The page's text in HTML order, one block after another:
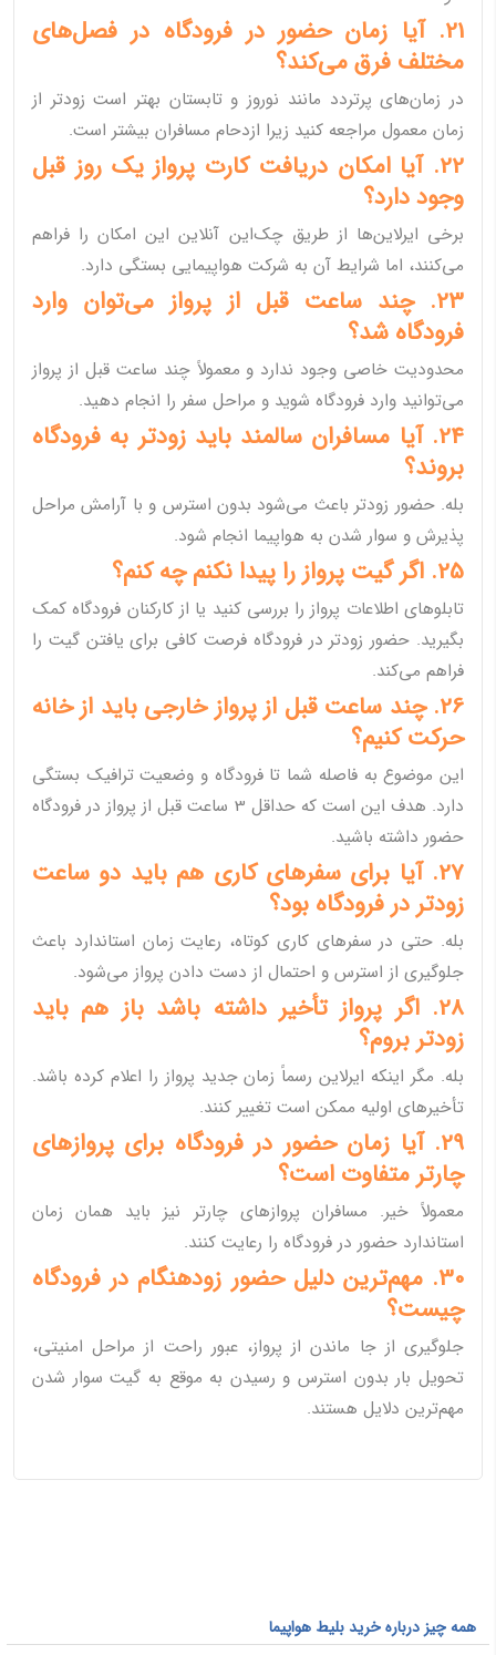
21. آیا زمان حضور در فرودگاه در فصل‌های
مختلف فرق می‌کند؟
در زمان‌های پرتردد مانند نوروز و تابستان بهتر است زودتر از
زمان معمول مراجعه کنید زیرا ازدحام مسافران بیشتر است.
22. آیا امکان دریافت کارت پرواز یک روز قبل
وجود دارد؟
برخی ایرلاین‌ها از طریق چک‌این آنلاین این امکان را فراهم
می‌کنند، اما شرایط آن به شرکت هواپیمایی بستگی دارد.
23. چند ساعت قبل از پرواز می‌توان وارد
فرودگاه شد؟
محدودیت خاصی وجود ندارد و معمولاً چند ساعت قبل از پرواز
می‌توانید وارد فرودگاه شوید و مراحل سفر را انجام دهید.
24. آیا مسافران سالمند باید زودتر به فرودگاه
بروند؟
بله. حضور زودتر باعث می‌شود بدون استرس و با آرامش مراحل
پذیرش و سوار شدن به هواپیما انجام شود.
25. اگر گیت پرواز را پیدا نکنم چه کنم؟
تابلوهای اطلاعات پرواز را بررسی کنید یا از کارکنان فرودگاه کمک
بگیرید. حضور زودتر در فرودگاه فرصت کافی برای یافتن گیت را
فراهم می‌کند.
26. چند ساعت قبل از پرواز خارجی باید از خانه
حرکت کنیم؟
این موضوع به فاصله شما تا فرودگاه و وضعیت ترافیک بستگی
دارد. هدف این است که حداقل 3 ساعت قبل از پرواز در فرودگاه
حضور داشته باشید.
27. آیا برای سفرهای کاری هم باید دو ساعت
زودتر در فرودگاه بود؟
بله. حتی در سفرهای کاری کوتاه، رعایت زمان استاندارد باعث
جلوگیری از استرس و احتمال از دست دادن پرواز می‌شود.
28. اگر پرواز تأخیر داشته باشد باز هم باید
زودتر بروم؟
بله. مگر اینکه ایرلاین رسماً زمان جدید پرواز را اعلام کرده باشد.
تأخیرهای اولیه ممکن است تغییر کنند.
29. آیا زمان حضور در فرودگاه برای پروازهای
چارتر متفاوت است؟
معمولاً خیر. مسافران پروازهای چارتر نیز باید همان زمان
استاندارد حضور در فرودگاه را رعایت کنند.
30. مهم‌ترین دلیل حضور زودهنگام در فرودگاه
چیست؟
جلوگیری از جا ماندن از پرواز، عبور راحت از مراحل امنیتی،
تحویل بار بدون استرس و رسیدن به موقع به گیت سوار شدن
مهم‌ترین دلایل هستند.
همه چیز درباره خرید بلیط هواپیما